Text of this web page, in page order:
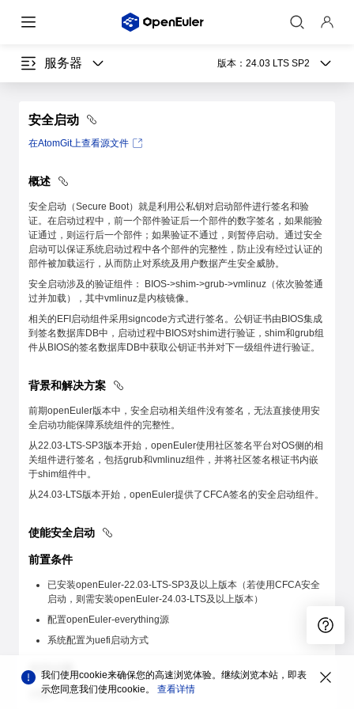
服务器 版本： 24.03 LTS SP2
安全启动
在AtomGit上查看源文件
概述
安全启动（Secure Boot）就是利用公私钥对启动部件进行签名和验
证。在启动过程中，前一个部件验证后一个部件的数字签名，如果能验
证通过，则运行后一个部件；如果验证不通过，则暂停启动。通过安全
启动可以保证系统启动过程中各个部件的完整性，防止没有经过认证的
部件被加载运行，从而防止对系统及用户数据产生安全威胁。
安全启动涉及的验证组件： BIOS->shim->grub->vmlinuz（依次验签通
过并加载），其中vmlinuz是内核镜像。
相关的EFI启动组件采用signcode方式进行签名。公钥证书由BIOS集成
到签名数据库DB中，启动过程中BIOS对shim进行验证，shim和grub组
件从BIOS的签名数据库DB中获取公钥证书并对下一级组件进行验证。
背景和解决方案
前期openEuler版本中，安全启动相关组件没有签名，无法直接使用安
全启动功能保障系统组件的完整性。
从22.03-LTS-SP3版本开始，openEuler使用社区签名平台对OS侧的相
关组件进行签名，包括grub和vmlinuz组件，并将社区签名根证书内嵌
于shim组件中。
从24.03-LTS版本开始，openEuler提供了CFCA签名的安全启动组件。
使能安全启动
前置条件
已安装openEuler-22.03-LTS-SP3及以上版本（若使用CFCA安全
启动，则需安装openEuler-24.03-LTS及以上版本）
配置openEuler-everything源
系统配置为uefi启动方式
使用步骤
步骤1：获取安全启动证书
我们使用cookie来确保您的高速浏览体验。继续浏览本站，即表
示您同意我们使用cookie。 查看详情